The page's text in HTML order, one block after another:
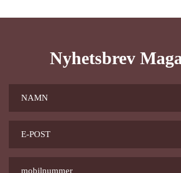
Nyhetsbrev